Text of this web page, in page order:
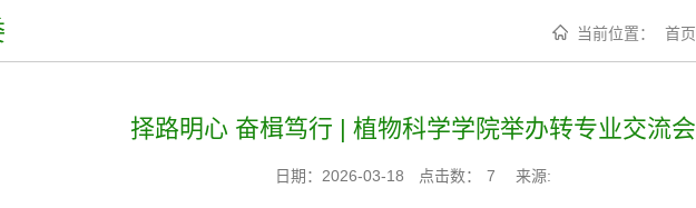
当前位置： 首页
择路明心 奋楫笃行 | 植物科学学院举办转专业交流会
日期：2026-03-18 点击数： 7 来源: